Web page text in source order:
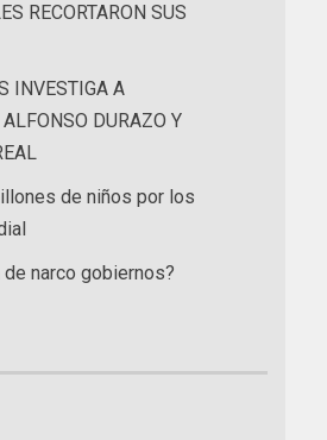
RECORTARON SUS
INVESTIGA A
DURAZO Y
de niños por los
narco gobiernos?